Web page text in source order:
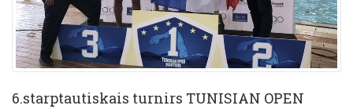
6.starptautiskais turnirs TUNISIAN OPEN